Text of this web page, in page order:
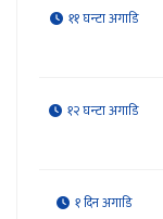
११ घन्टा अगाडि
१२ घन्टा अगाडि
१ दिन अगाडि